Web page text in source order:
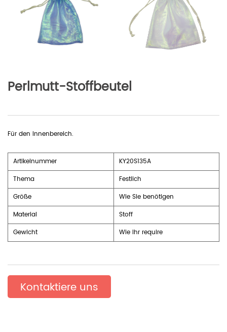
Perlmutt-Stoffbeutel
Für den Innenbereich.
Artikelnummer
KY20S135A
Thema
Festlich
Größe
Wie Sie benötigen
Material
Stoff
Gewicht
Wie Ihr require
Kontaktiere uns